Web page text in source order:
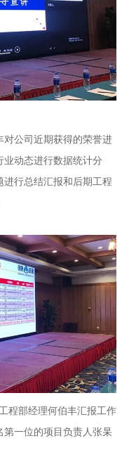
公司近期获得的荣誉进
动态进行数据统计分
行总结汇报和后期工程
程部经理何伯丰汇报工作
一位的项目负责人张杲